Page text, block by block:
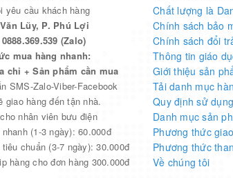
yêu cầu khách hàng
Lũy, P. Phú Lợi
(Zalo)
mua hàng nhanh:
chỉ + Sản phẩm cần mua
SMS-Zalo-Viber-Facebook
giao hàng đến tận nhà.
nhân viên bưu điện
(1-3 ngày): 60.000đ
chuẩn (3-7 ngày): 30.000đ
hàng cho đơn hàng 300.000đ
Chất lượng là
Chính sách bảo
Chính sách đổi
Thông tin giáo
Giới thiệu sản
Tải danh mục
Quy định sử dụng
Danh mục sản
Phương thức
Phương thức
Về chúng tôi